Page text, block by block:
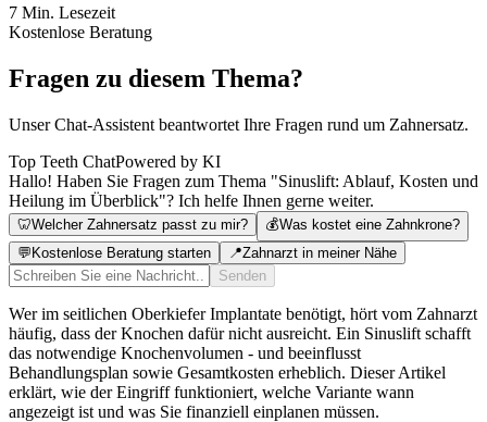
7 Min. Lesezeit
Kostenlose Beratung
Fragen zu diesem Thema?
Unser Chat-Assistent beantwortet Ihre Fragen rund um Zahnersatz.
Top Teeth ChatPowered by KI
Hallo! Haben Sie Fragen zum Thema "Sinuslift: Ablauf, Kosten und
Heilung im Überblick"? Ich helfe Ihnen gerne weiter.
🦷Welcher Zahnersatz passt zu mir? 💰Was kostet eine Zahnkrone?
💬Kostenlose Beratung starten 📍Zahnarzt in meiner Nähe
Senden
Wer im seitlichen Oberkiefer Implantate benötigt, hört vom Zahnarzt
häufig, dass der Knochen dafür nicht ausreicht. Ein Sinuslift schafft
das notwendige Knochenvolumen - und beeinflusst
Behandlungsplan sowie Gesamtkosten erheblich. Dieser Artikel
erklärt, wie der Eingriff funktioniert, welche Variante wann
angezeigt ist und was Sie finanziell einplanen müssen.